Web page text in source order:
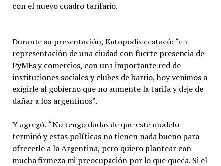
con el nuevo cuadro tarifario.
Durante su presentación, Katopodis destacó: “en
representación de una ciudad con fuerte presencia de
PyMEs y comercios, con una importante red de
instituciones sociales y clubes de barrio, hoy venimos a
exigirle al gobierno que no aumente la tarifa y deje de
dañar a los argentinos”.
Y agregó: “No tengo dudas de que este modelo
terminó y estas políticas no tienen nada bueno para
ofrecerle a la Argentina, pero quiero plantear con
mucha firmeza mi preocupación por lo que queda. Si el